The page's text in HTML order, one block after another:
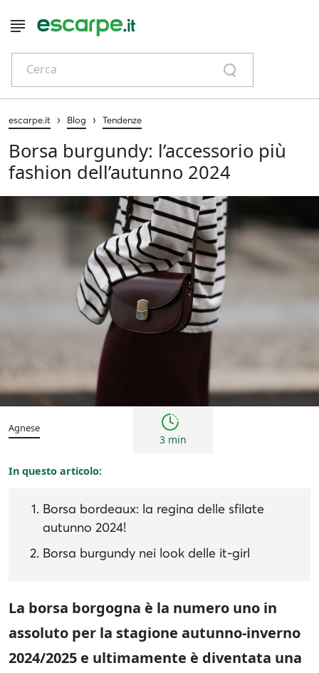
Cerca
escarpe.it › Blog › Tendenze
Borsa burgundy: l’accessorio più
fashion dell’autunno 2024
Tendenze
Agnese
3 min
In questo articolo:
Borsa bordeaux: la regina delle sfilate
autunno 2024!
Borsa burgundy nei look delle it-girl
La borsa borgogna è la numero uno in
assoluto per la stagione autunno-inverno
2024/2025 e ultimamente è diventata una